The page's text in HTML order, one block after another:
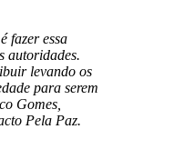
fazer essa
autoridades.
levando os
para serem
Gomes,
Pela Paz.